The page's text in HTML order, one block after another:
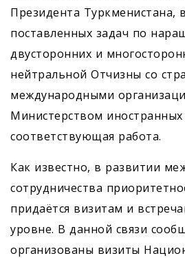
Президента Туркменистана,
поставленных задач по
двусторонних и
нейтральной Отчизны со
международными
Министерством
соответствующая работа.
Как известно, в развитии
сотрудничества
придаётся визитам и
уровне. В данной связи
организованы визиты